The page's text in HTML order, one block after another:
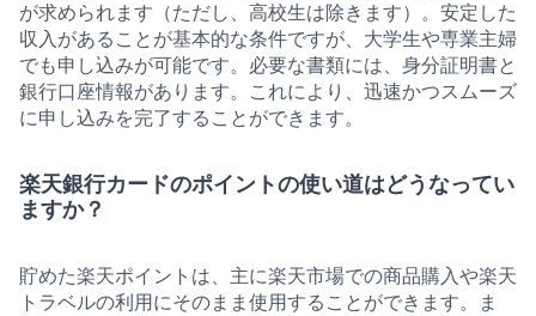
が求められます（ただし、高校生は除きます）。安定した
収入があることが基本的な条件ですが、大学生や専業主婦
でも申し込みが可能です。必要な書類には、身分証明書と
銀行口座情報があります。これにより、迅速かつスムーズ
に申し込みを完了することができます。
楽天銀行カードのポイントの使い道はどうなってい
ますか？
貯めた楽天ポイントは、主に楽天市場での商品購入や楽天
トラベルの利用にそのまま使用することができます。ま